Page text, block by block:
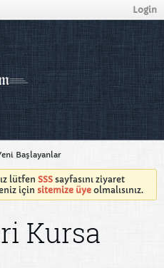
Login
Başlayanlar
lütfen SSS sayfasını ziyaret
için sitemize üye olmalısınız.
Kursa